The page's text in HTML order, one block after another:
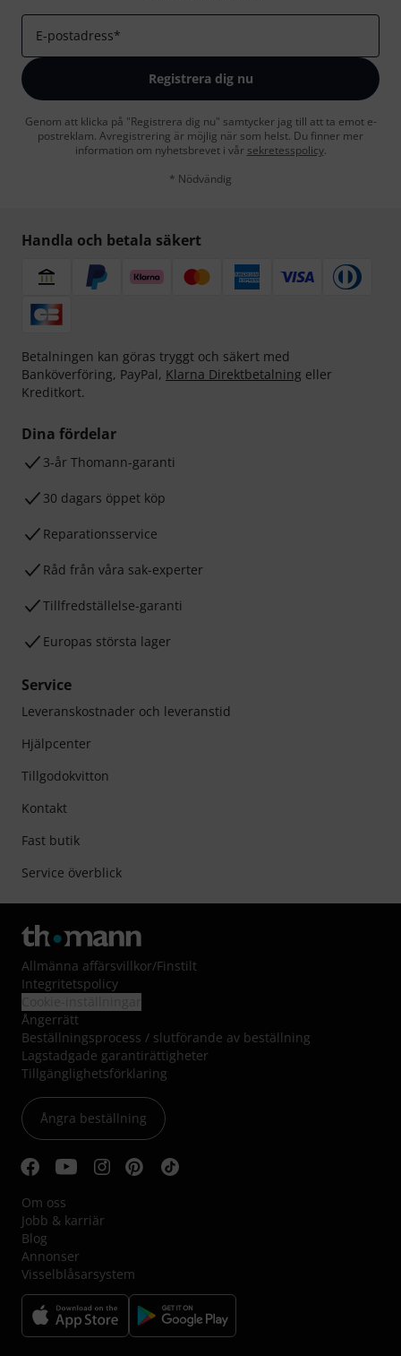
E-postadress*
Registrera dig nu
Genom att klicka på "Registrera dig nu" samtycker jag till att ta emot e-
postreklam. Avregistrering är möjlig när som helst. Du finner mer
information om nyhetsbrevet i vår sekretesspolicy.
* Nödvändig
Handla och betala säkert
Betalningen kan göras tryggt och säkert med
Banköverföring, PayPal, Klarna Direktbetalning eller
Kreditkort.
Dina fördelar
3-år Thomann-garanti
30 dagars öppet köp
Reparationsservice
Råd från våra sak-experter
Tillfredställelse-garanti
Europas största lager
Service
Leveranskostnader och leveranstid
Hjälpcenter
Tillgodokvitton
Kontakt
Fast butik
Service överblick
Allmänna affärsvillkor/Finstilt
Integritetspolicy
Ångerrätt
Beställningsprocess / slutförande av beställning
Lagstadgade garantirättigheter
Tillgänglighetsförklaring
Ångra beställning
Om oss
Jobb & karriär
Blog
Annonser
Visselblåsarsystem